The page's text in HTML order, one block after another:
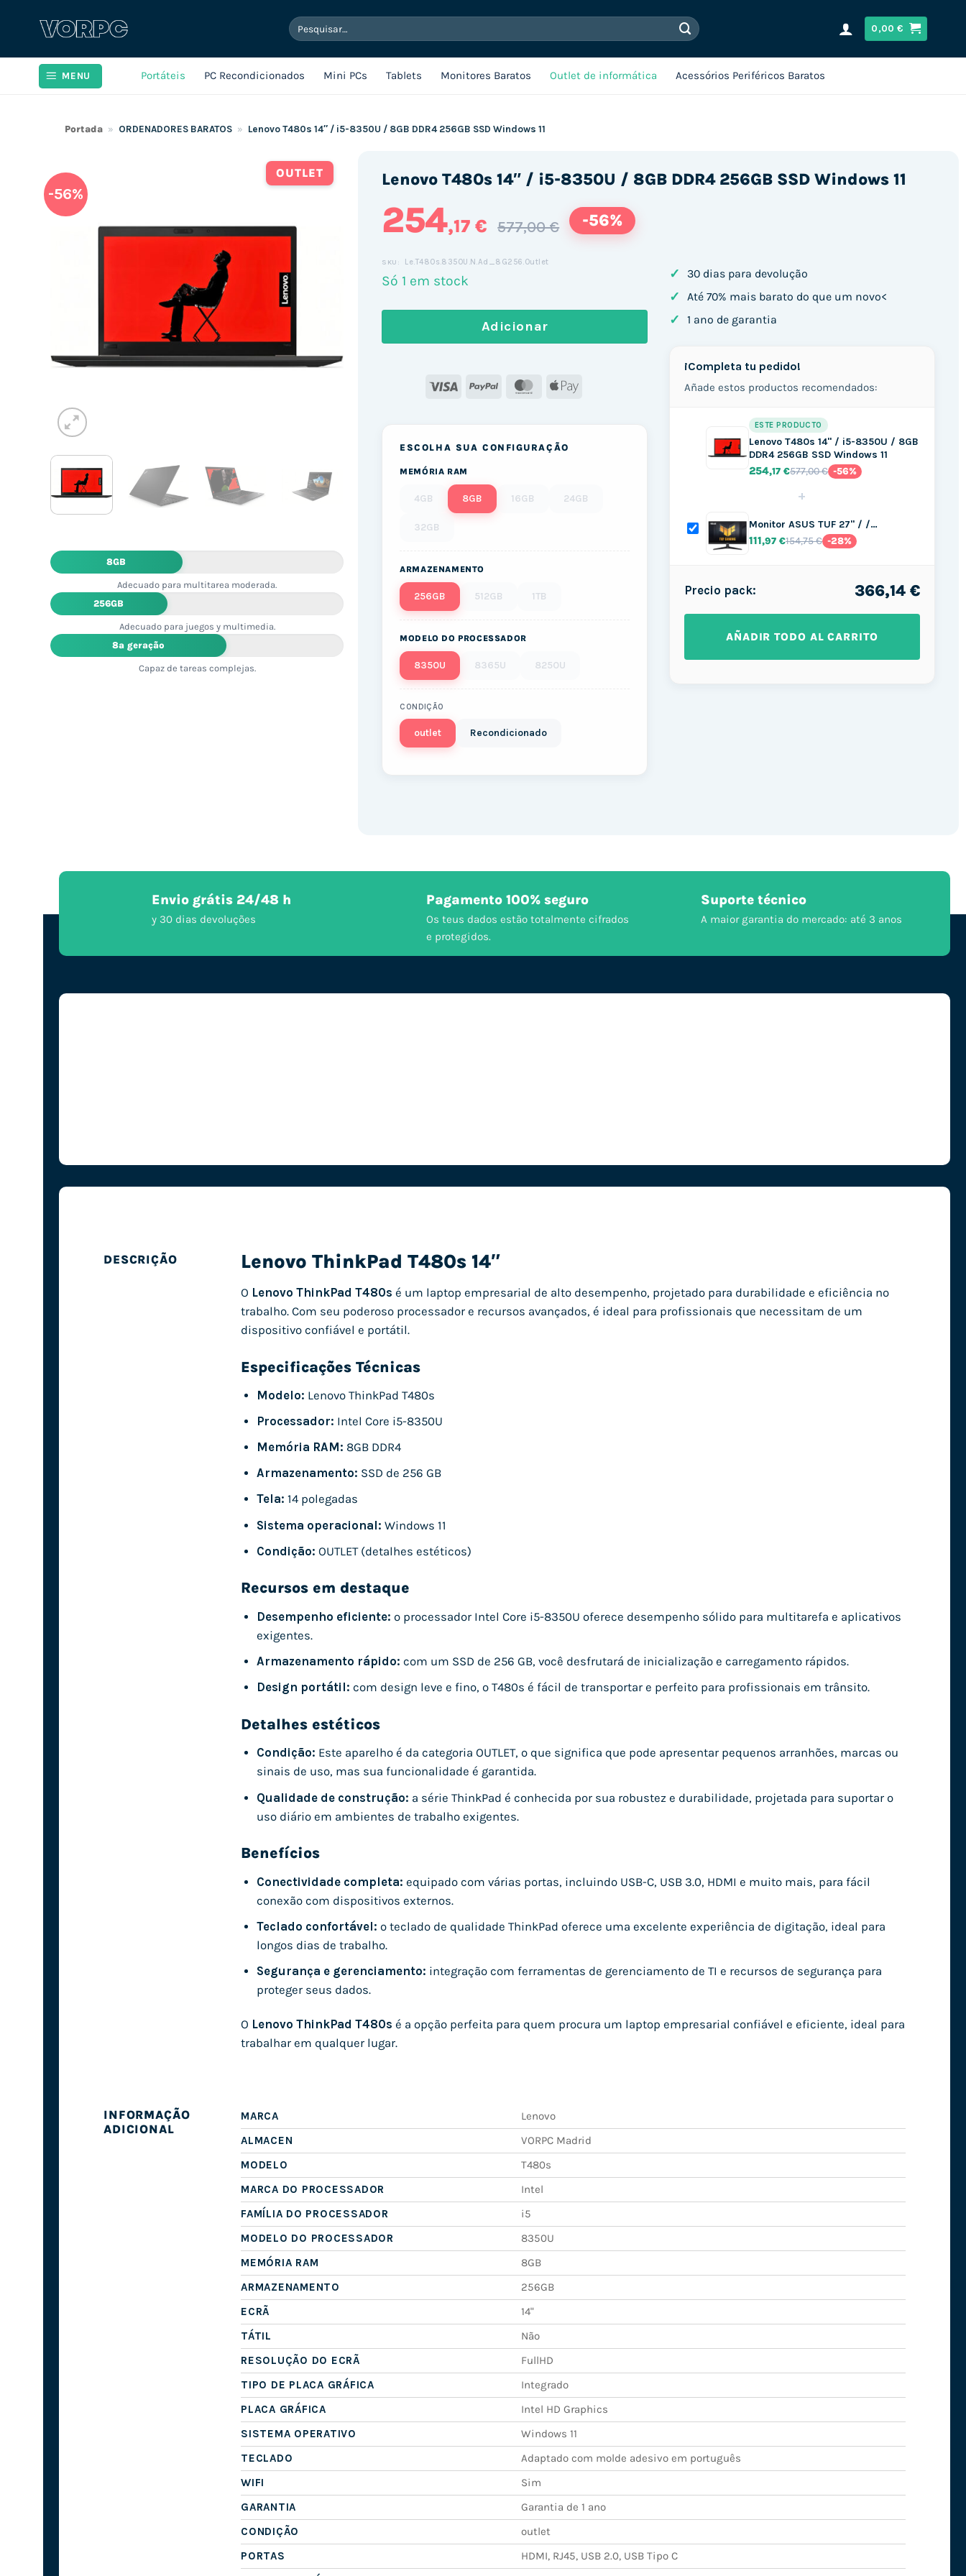
Pesquisar
por:
0,00€
MENU Portáteis PC Recondicionados Mini PCs Tablets Monitores Baratos Outlet de informática Acessórios Periféricos Baratos
Portada » ORDENADORES BARATOS » Lenovo T480s 14″ / i5-8350U / 8GB DDR4 256GB SSD Windows 11
OUTLET
-56%
8GB
Adecuado para multitarea moderada.
256GB
Adecuado para juegos y multimedia.
8ª geração
Capaz de tareas complejas.
Lenovo T480s 14″ / i5-8350U / 8GB DDR4 256GB SSD Windows 11
254,17 € 577,00 € -56%
SKU: Le.T480s.8350U.N.Ad_8G256.Outlet
Só 1 em stock
Adicionar
Visa PayPal MasterCard
Apple
ESCOLHA SUA CONFIGURAÇÃO
MEMÓRIA RAM
4GB 8GB 16GB 24GB
32GB
ARMAZENAMENTO
256GB 512GB 1TB
MODELO DO PROCESSADOR
8350U 8365U 8250U
CONDIÇÃO
outlet Recondicionado
✓ 30 dias para devolução
✓ Até 70% mais barato do que um novo<
✓ 1 ano de garantia
¡Completa tu pedido!
Añade estos productos recomendados:
ESTE PRODUCTO
Lenovo T480s 14" / i5-8350U / 8GB
DDR4 256GB SSD Windows 11
254,17 €577,00 € -56%
+
Monitor ASUS TUF 27" / /…
111,97 €154,75 € -28%
Precio pack: 366,14 €
AÑADIR TODO AL CARRITO
Envio grátis 24/48 h
y 30 dias devoluções
Pagamento 100% seguro
Os teus dados estão totalmente cifrados
e protegidos.
Suporte técnico
A maior garantia do mercado: até 3 anos
DESCRIÇÃO Lenovo ThinkPad T480s 14″
O Lenovo ThinkPad T480s é um laptop empresarial de alto desempenho, projetado para durabilidade e eficiência no
trabalho. Com seu poderoso processador e recursos avançados, é ideal para profissionais que necessitam de um
dispositivo confiável e portátil.
Especificações Técnicas
Modelo: Lenovo ThinkPad T480s
Processador: Intel Core i5-8350U
Memória RAM: 8GB DDR4
Armazenamento: SSD de 256 GB
Tela: 14 polegadas
Sistema operacional: Windows 11
Condição: OUTLET (detalhes estéticos)
Recursos em destaque
Desempenho eficiente: o processador Intel Core i5-8350U oferece desempenho sólido para multitarefa e aplicativos
exigentes.
Armazenamento rápido: com um SSD de 256 GB, você desfrutará de inicialização e carregamento rápidos.
Design portátil: com design leve e fino, o T480s é fácil de transportar e perfeito para profissionais em trânsito.
Detalhes estéticos
Condição: Este aparelho é da categoria OUTLET, o que significa que pode apresentar pequenos arranhões, marcas ou
sinais de uso, mas sua funcionalidade é garantida.
Qualidade de construção: a série ThinkPad é conhecida por sua robustez e durabilidade, projetada para suportar o
uso diário em ambientes de trabalho exigentes.
Benefícios
Conectividade completa: equipado com várias portas, incluindo USB-C, USB 3.0, HDMI e muito mais, para fácil
conexão com dispositivos externos.
Teclado confortável: o teclado de qualidade ThinkPad oferece uma excelente experiência de digitação, ideal para
longos dias de trabalho.
Segurança e gerenciamento: integração com ferramentas de gerenciamento de TI e recursos de segurança para
proteger seus dados.
O Lenovo ThinkPad T480s é a opção perfeita para quem procura um laptop empresarial confiável e eficiente, ideal para
trabalhar em qualquer lugar.
INFORMAÇÃO
ADICIONAL
MARCA
Lenovo
ALMACEN
VORPC Madrid
MODELO
T480s
MARCA DO PROCESSADOR
Intel
FAMÍLIA DO PROCESSADOR
i5
MODELO DO PROCESSADOR
8350U
MEMÓRIA RAM
8GB
ARMAZENAMENTO
256GB
ECRÃ
14"
TÁTIL
Não
RESOLUÇÃO DO ECRÃ
FullHD
TIPO DE PLACA GRÁFICA
Integrado
PLACA GRÁFICA
Intel HD Graphics
SISTEMA OPERATIVO
Windows 11
TECLADO
Adaptado com molde adesivo em português
WIFI
Sim
GARANTIA
Garantia de 1 ano
CONDIÇÃO
outlet
PORTAS
HDMI, RJ45, USB 2.0, USB Tipo C